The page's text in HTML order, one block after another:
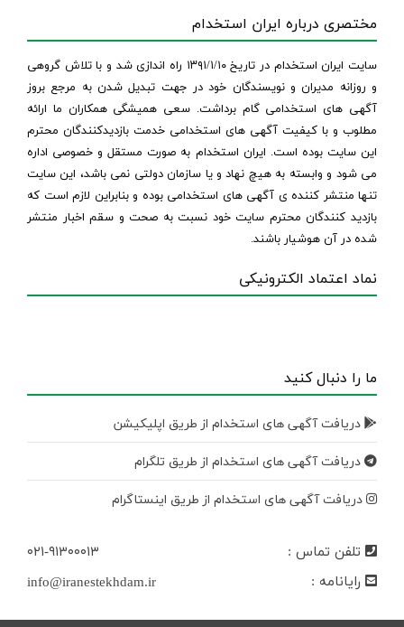
مختصری درباره ایران استخدام
سایت ایران استخدام در تاریخ ۱۳۹۱/۱/۱۰ راه اندازی شد و با تلاش گروهی
و روزانه مدیران و نویسندگان خود در جهت تبدیل شدن به مرجع بروز
آگهی های استخدامی گام برداشت. سعی همیشگی همکاران ما ارائه
مطلوب و با کیفیت آگهی های استخدامی خدمت بازدیدکنندگان محترم
این سایت بوده است. ایران استخدام به صورت مستقل و خصوصی اداره
می شود و وابسته به هیچ نهاد و یا سازمان دولتی نمی باشد، این سایت
تنها منتشر کننده ی آگهی های استخدامی بوده و بنابراین لازم است که
بازدید کنندگان محترم سایت خود نسبت به صحت و سقم اخبار منتشر
شده در آن هوشیار باشند.
نماد اعتماد الکترونیکی
ما را دنبال کنید
دریافت آگهی های استخدام از طریق اپلیکیشن
دریافت آگهی های استخدام از طریق تلگرام
دریافت آگهی های استخدام از طریق اینستاگرام
تلفن تماس :
۰۲۱-۹۱۳۰۰۰۱۳
رایانامه :
info@iranestekhdam.ir